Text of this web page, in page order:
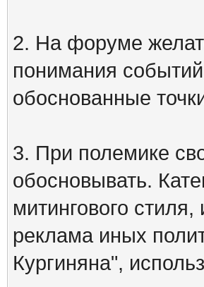
2. На форуме
понимания
обоснованные
3. При полемике
обосновывать.
митингового
реклама иных
Кургиняна",